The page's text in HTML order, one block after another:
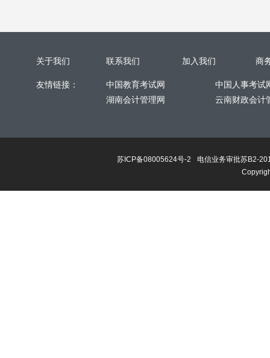
关于我们 联系我们 加入我们 商
友情链接： 中国教育考试网
中国人事考试
湖南会计管理网
云南财政会计
苏ICP备08005624号-2
电信业务审批苏B2-